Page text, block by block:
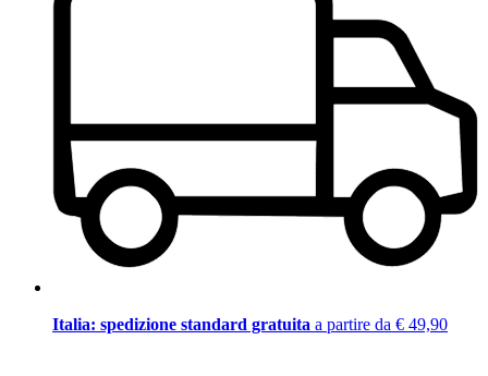
Italia: spedizione standard gratuita a partire da € 49,90